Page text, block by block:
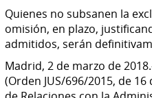
Quienes no subsanen la
omisión, en plazo,
admitidos, serán
Madrid, 2 de marzo de
(Orden JUS/696/2015, de